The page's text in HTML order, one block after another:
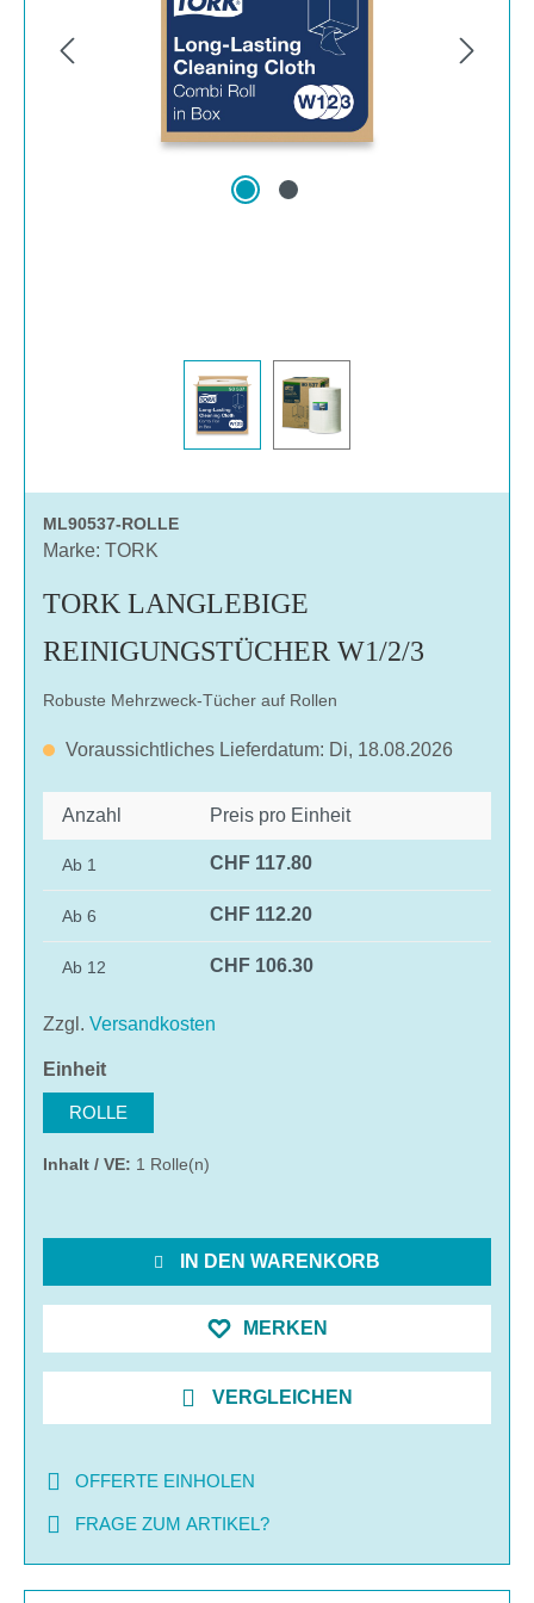
ML90537-ROLLE
Marke: TORK
TORK LANGLEBIGE
REINIGUNGSTÜCHER W1/2/3
Robuste Mehrzweck-Tücher auf Rollen
Voraussichtliches Lieferdatum: Di, 18.08.2026
Anzahl Preis pro Einheit
Ab 1 CHF 117.80
Ab 6 CHF 112.20
Ab 12 CHF 106.30
Zzgl. Versandkosten
Einheitauswählen
ROLLE
Inhalt / VE: 1 Rolle(n)
IN DEN WARENKORB
MERKEN
VERGLEICHEN
OFFERTE EINHOLEN
FRAGE ZUM ARTIKEL?